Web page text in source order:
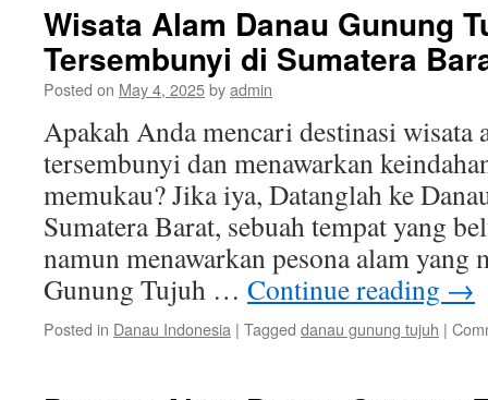
Wisata Alam Danau Gunung
Tersembunyi di Sumatera
Posted on May 4, 2025byadmin
Apakah Anda mencari destinasi wisata
tersembunyi dan menawarkan
memukau? Jika iya, Datanglah ke
Sumatera Barat, sebuah tempat yang
namun menawarkan pesona alam yang
Gunung Tujuh … Continue reading →
Posted in Danau Indonesia | Tagged danau gunung tujuh |